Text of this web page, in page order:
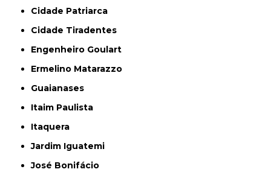
Cidade Patriarca
Cidade Tiradentes
Engenheiro Goulart
Ermelino Matarazzo
Guaianases
Itaim Paulista
Itaquera
Jardim Iguatemi
José Bonifácio